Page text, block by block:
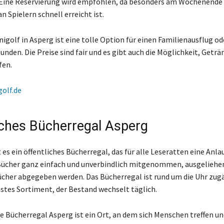
Spielern schnell erreicht ist.
in Asperg ist eine tolle Option für einen Familienausflug
Die Preise sind fair und es gibt auch die Möglichkeit,
Bücherregal Asperg
ein öffentliches Bücherregal, das für alle Leseratten eine
ganz einfach und unverbindlich mitgenommen,
abgegeben werden. Das Bücherregal ist rund um die Uhr
Sortiment, der Bestand wechselt täglich.
Bücherregal Asperg ist ein Ort, an dem sich Menschen treffen